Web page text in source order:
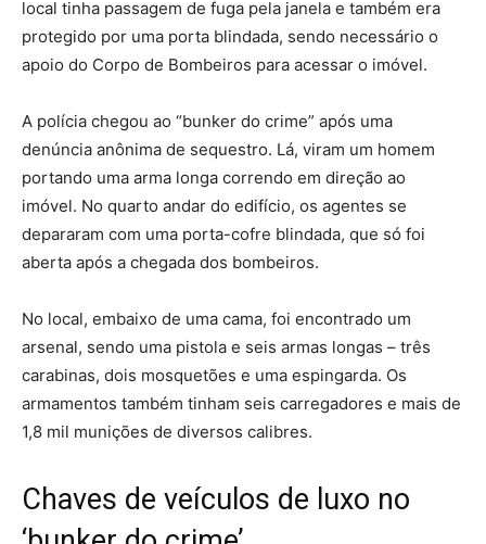
local tinha passagem de fuga pela janela e também era
protegido por uma porta blindada, sendo necessário o
apoio do Corpo de Bombeiros para acessar o imóvel.
A polícia chegou ao “bunker do crime” após uma
denúncia anônima de sequestro. Lá, viram um homem
portando uma arma longa correndo em direção ao
imóvel. No quarto andar do edifício, os agentes se
depararam com uma porta-cofre blindada, que só foi
aberta após a chegada dos bombeiros.
No local, embaixo de uma cama, foi encontrado um
arsenal, sendo uma pistola e seis armas longas – três
carabinas, dois mosquetões e uma espingarda. Os
armamentos também tinham seis carregadores e mais de
1,8 mil munições de diversos calibres.
Chaves de veículos de luxo no